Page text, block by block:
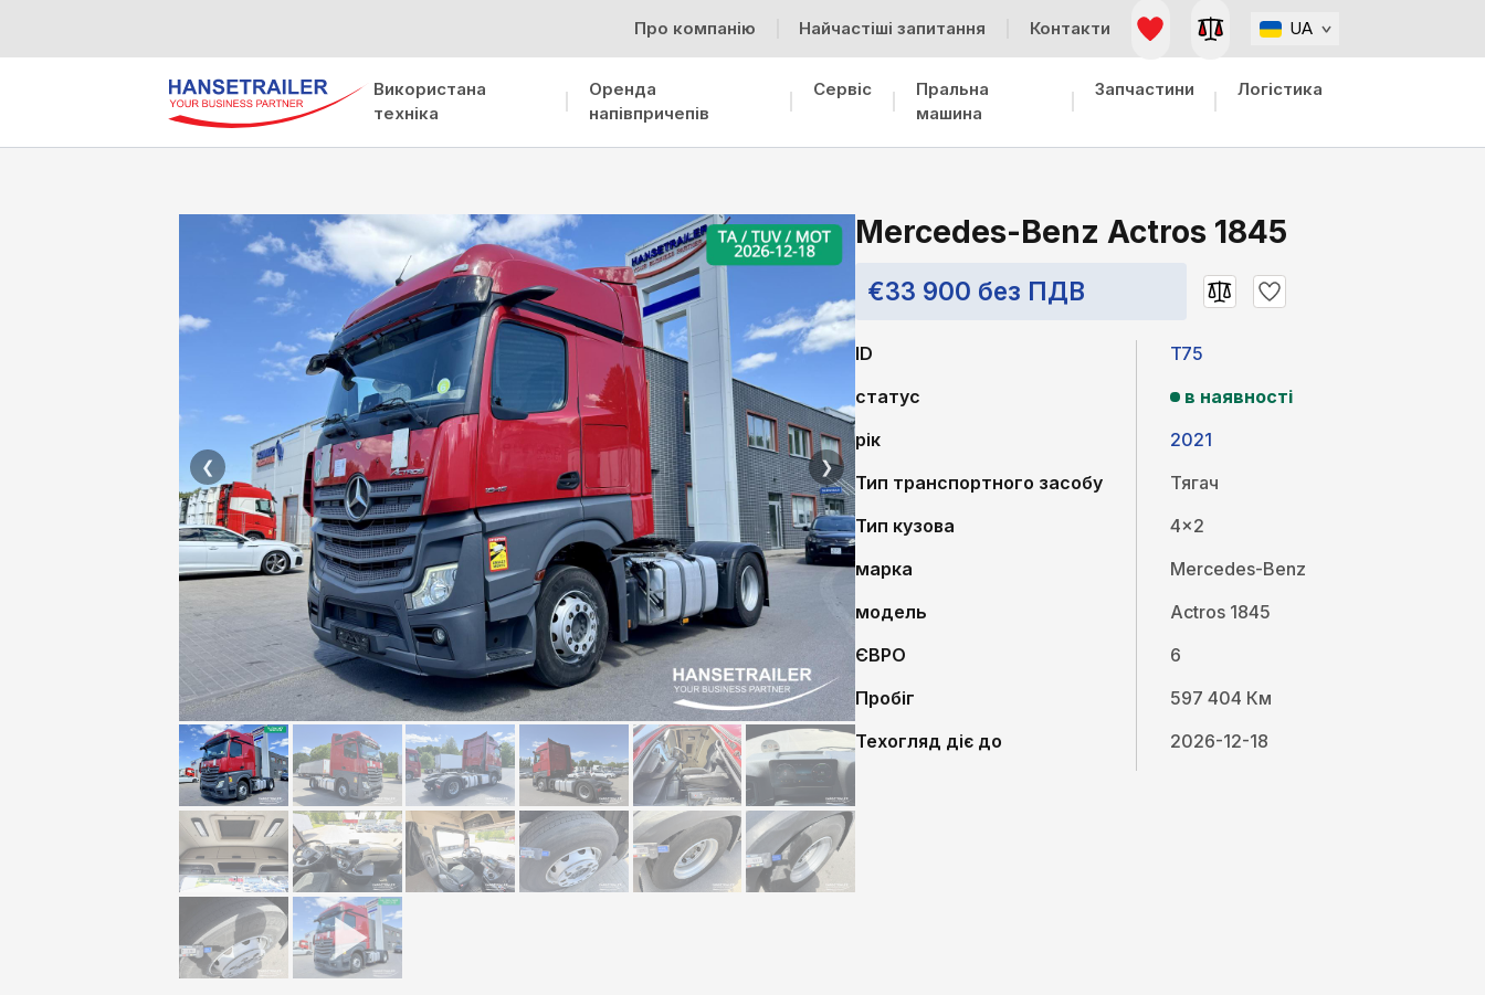
Про компанію Найчастіші запитання Контакти UA
Використана
техніка
Оренда
напівпричепів
Сервіс
Пральна
машина
Запчастини Логістика
❮ ❯
Mercedes-Benz Actros 1845
€33 900 без ПДВ
ID
статус
рік
Тип транспортного засобу
Тип кузова
марка
модель
ЄВРО
Пробіг
Техогляд діє до
T75
в наявності
2021
Тягач
4x2
Mercedes-Benz
Actros 1845
6
597 404 Км
2026-12-18